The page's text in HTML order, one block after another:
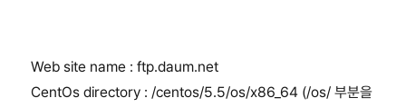
Web site name : ftp.daum.net
CentOs directory : /centos/5.5/os/x86_64 (/os/ 부분을